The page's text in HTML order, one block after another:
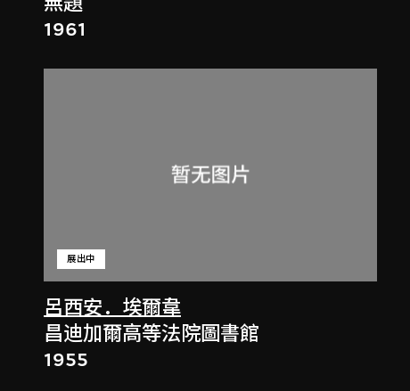
1961
呂西安．埃爾韋
展出中
昌迪加爾高等法院圖書館
1955